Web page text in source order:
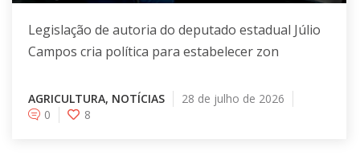
Legislação de autoria do deputado estadual Júlio
Campos cria política para estabelecer zon
AGRICULTURA, NOTÍCIAS
28 de julho de 2026
0
8